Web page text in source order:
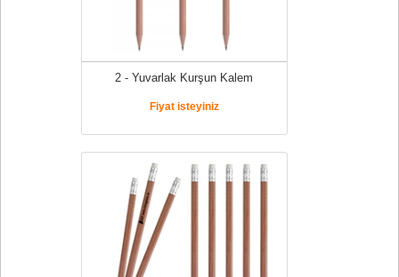
2 - Yuvarlak Kurşun Kalem
Fiyat isteyiniz